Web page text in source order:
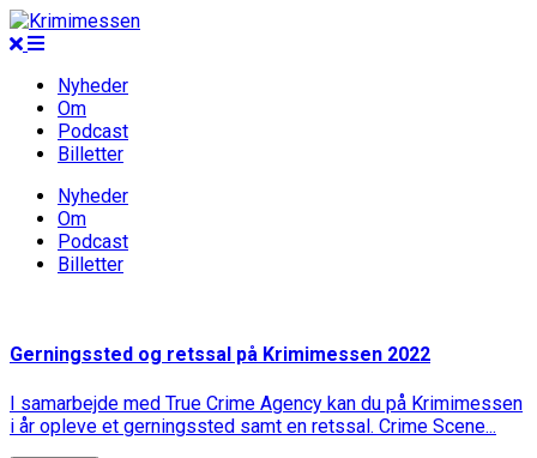
Nyheder
Om
Podcast
Billetter
Nyheder
Om
Podcast
Billetter
Gerningssted og retssal på Krimimessen 2022
I samarbejde med True Crime Agency kan du på Krimimessen
i år opleve et gerningssted samt en retssal. Crime Scene...